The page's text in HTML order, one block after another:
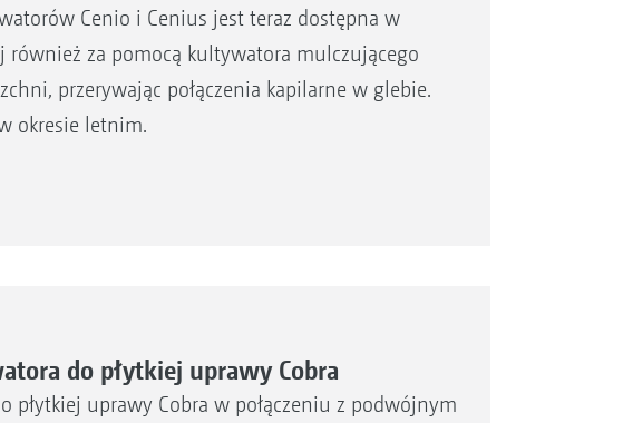
Cenio i Cenius jest teraz dostępna w
również za pomocą kultywatora mulczującego
przerywając połączenia kapilarne w glebie.
okresie letnim.
do płytkiej uprawy Cobra
uprawy Cobra w połączeniu z podwójnym